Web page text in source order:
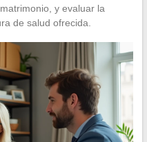
y evaluar la
de salud ofrecida.